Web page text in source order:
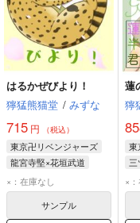
はるかぜびより！
獰猛熊猫堂 / みずな
715 円 （税込）
東京卍リベンジャーズ
龍宮寺堅×花垣武道
龍宮寺堅
×：在庫なし
サンプル
蓮
獰
東
花
×